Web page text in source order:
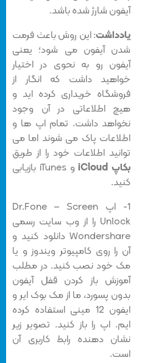
آیفون شارژ شده باشد.
یادداشت: این روش باعث فرمت
شدن آیفون می شود؛ یعنی
آیفون رو به نحوی در اختیار
خواهید داشت که انگار از
فروشگاه خریداری کرده اید و
هیچ اطلاعاتی در آن وجود
نخواهد داشت. تمام اپ ها و
اطلاعات پاک می شوند اما می
توانید اطلاعات خود را از طریق
بکاپ iCloud
و iTunes بازیابی
کنید.
1- اپ Dr.Fone – Screen
Unlock را از وب سایت رسمی
Wondershare دانلود کنید و
آن را روی کامپیوتر ویندوز و یا
مک خود نصب کنید. در مطلب
آموزش باز کردن قفل آیفون
بدون پسورد، ما از مک بوک ایر و
ایفون 12 مینی استفاده کرده
ایم. اپ را باز کنید. تصویر زیر
نشان دهنده رابط کاربری آن
است.